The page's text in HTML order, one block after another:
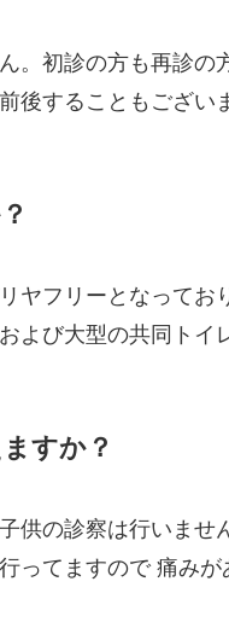
。初診の方も再診の
後することもござい
ヤフリーとなってお
よび大型の共同トイ
すか？
供の診察は行いませ
ってますので 痛み